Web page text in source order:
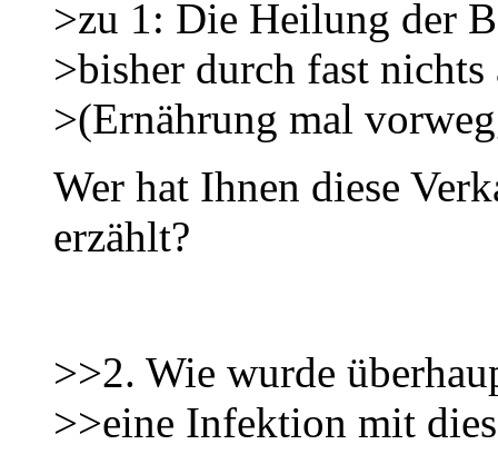
>zu 1: Die Heilung der
>bisher durch fast nichts
>(Ernährung mal
Wer hat Ihnen diese
erzählt?
>>2. Wie wurde
>>eine Infektion mit